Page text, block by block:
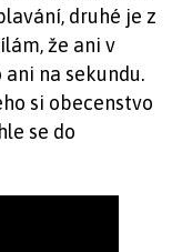
druhé je z
že ani v
na sekundu.
si obecenstvo
se do